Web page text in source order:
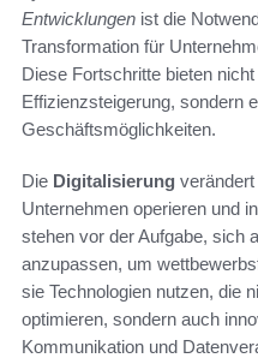
Entwicklungen ist die
Transformation für
Diese Fortschritte bieten
Effizienzsteigerung, sondern
Geschäftsmöglichkeiten.
Die Digitalisierung
Unternehmen operieren und
stehen vor der Aufgabe, sich
anzupassen, um
sie Technologien nutzen, die
optimieren, sondern auch
Kommunikation und